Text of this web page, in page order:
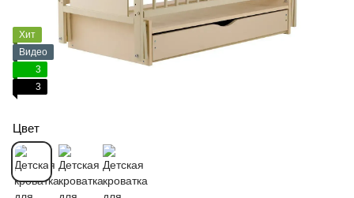
Хит
Видео
3
3
Цвет